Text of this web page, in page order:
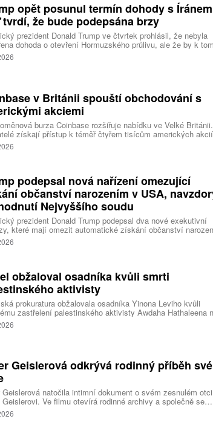
opět posunul termín dohody s
tvrdí, že bude podepsána brzy
prezident Donald Trump ve čtvrtek prohlásil, že nebyla
dohoda o otevření Hormuzského průlivu, ale že by k
dojít brzy. Írán je mezitím nadosah dohody o tranzitu v úžině
která může pro Trumpa představovat problém.
v Británii spouští obchodování s
akciemi
burza Coinbase rozšiřuje nabídku ve Velké Británii.
získají přístup k téměř čtyřem tisícům amerických akcií
v aplikaci, ve které spravují kryptoměny a běžné peníze.
podepsal nová nařízení omezující
občanství narozením v USA,
Nejvyššího soudu
prezident Donald Trump podepsal dva nové exekutivní
které mají omezit automatické získání občanství
Spojených států. Přichází s nimi jen několik týdnů poté,
soud odmítl jeho předchozí pokus.
obžaloval osadníka kvůli smrti
aktivisty
prokuratura obžalovala osadníka Yinona Leviho kvůli
zastřelení palestinského aktivisty Awdaha Hathaleena
Západním břehu Jordánu. Levi vinu odmítá a tvrdí, že
v sebeobraně.
Geislerová odkrývá rodinný příběh
Geislerová natočila intimní dokument o svém zesnulém otci
Geislerovi. Ve filmu otevírá rodinné archivy a společně se
Aňou skládá portrét talentovaného muže, který měl v sobě
i temnější stránku.